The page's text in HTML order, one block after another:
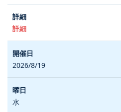
詳細
2026/8/19
水